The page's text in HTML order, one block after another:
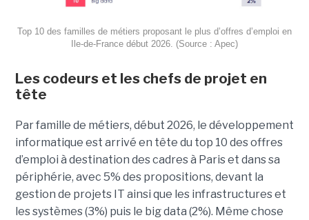
Top 10 des familles de métiers proposant le plus d’offres d’emploi en
Ile-de-France début 2026. (Source : Apec)
Les codeurs et les chefs de projet en
tête
Par famille de métiers, début 2026, le développement
informatique est arrivé en tête du top 10 des offres
d’emploi à destination des cadres à Paris et dans sa
périphérie, avec 5% des propositions, devant la
gestion de projets IT ainsi que les infrastructures et
les systèmes (3%) puis le big data (2%). Même chose